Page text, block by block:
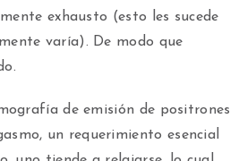
exhausto (esto les sucede
varía). De modo que
de emisión de positrones
un requerimiento esencial